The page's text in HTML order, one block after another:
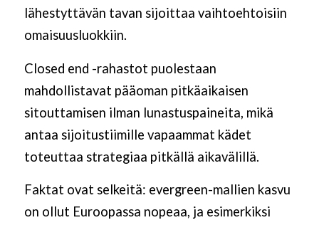
lähestyttävän tavan sijoittaa vaihtoehtoisiin
omaisuusluokkiin.
Closed end -rahastot puolestaan
mahdollistavat pääoman pitkäaikaisen
sitouttamisen ilman lunastuspaineita, mikä
antaa sijoitustiimille vapaammat kädet
toteuttaa strategiaa pitkällä aikavälillä.
Faktat ovat selkeitä: evergreen-mallien kasvu
on ollut Euroopassa nopeaa, ja esimerkiksi